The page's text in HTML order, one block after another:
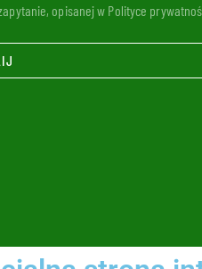
opisanej w Polityce